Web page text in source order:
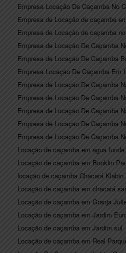
Empresa Locação De Caçamba No
Empresa de Locação de caçamba
Empresa de Locação de caçamba
Empresa de Locação De Caçamba
Empresa de Locação De Caçamba
Empresa Locação De Caçamba Em
Empresa de Locação De Caçamba
Empresa de Locação De Caçamba
Empresa de Locação De Caçamba
Empresa de Locação De Caçamba
Empresa de Locação De Caçamba
Locação de caçamba em agua funda
Locação de caçamba em Booklin
locação de caçamba Chacará Klabin
Locação de caçamba em chacará
Locação de caçamba em Granja
Locação de caçamba em Jardim
Locação de caçamba em Jardim sul
Locação de caçamba em Real